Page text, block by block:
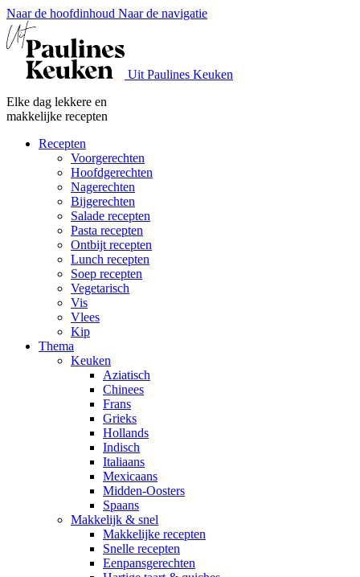
Naar de hoofdinhoud Naar de navigatie
Uit Paulines Keuken
Elke dag lekkere en
makkelijke recepten
Recepten
Voorgerechten
Hoofdgerechten
Nagerechten
Bijgerechten
Salade recepten
Pasta recepten
Ontbijt recepten
Lunch recepten
Soep recepten
Vegetarisch
Vis
Vlees
Kip
Thema
Keuken
Aziatisch
Chinees
Frans
Grieks
Hollands
Indisch
Italiaans
Mexicaans
Midden-Oosters
Spaans
Makkelijk & snel
Makkelijke recepten
Snelle recepten
Eenpansgerechten